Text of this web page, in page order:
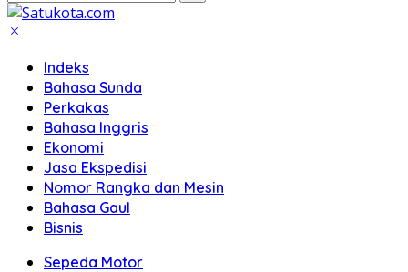
Indeks
Bahasa Sunda
Perkakas
Bahasa Inggris
Ekonomi
Jasa Ekspedisi
Nomor Rangka dan Mesin
Bahasa Gaul
Bisnis
Sepeda Motor